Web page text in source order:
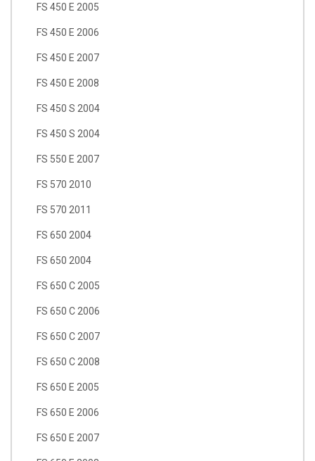
FS 450 E 2005
FS 450 E 2006
FS 450 E 2007
FS 450 E 2008
FS 450 S 2004
FS 450 S 2004
FS 550 E 2007
FS 570 2010
FS 570 2011
FS 650 2004
FS 650 2004
FS 650 C 2005
FS 650 C 2006
FS 650 C 2007
FS 650 C 2008
FS 650 E 2005
FS 650 E 2006
FS 650 E 2007